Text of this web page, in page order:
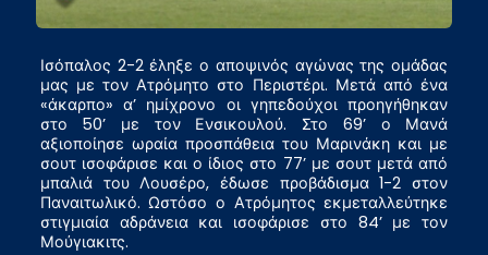
Ισόπαλος 2-2 έληξε ο αποψινός αγώνας της ομάδας
μας με τον Ατρόμητο στο Περιστέρι. Μετά από ένα
«άκαρπο» α’ ημίχρονο οι γηπεδούχοι προηγήθηκαν
στο 50’ με τον Ενσικουλού. Στο 69’ ο Μανά
αξιοποίησε ωραία προσπάθεια του Μαρινάκη και με
σουτ ισοφάρισε και ο ίδιος στο 77’ με σουτ μετά από
μπαλιά του Λουσέρο, έδωσε προβάδισμα 1-2 στον
Παναιτωλικό. Ωστόσο ο Ατρόμητος εκμεταλλεύτηκε
στιγμιαία αδράνεια και ισοφάρισε στο 84’ με τον
Μούγιακιτς.